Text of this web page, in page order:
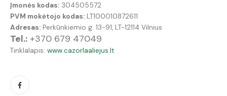
Įmonės kodas: 304505572
PVM mokėtojo kodas: LT100010872611
Adresas: Perkūnkiemio g. 13-91, LT-12114 Vilnius
Tel.: +370 679 47049
Tinklalapis: www.cazorlaaliejus.lt